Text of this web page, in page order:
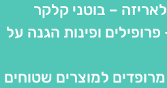
– בוטני קלקר
ופינות הגנה על
למוצרים שטוחים